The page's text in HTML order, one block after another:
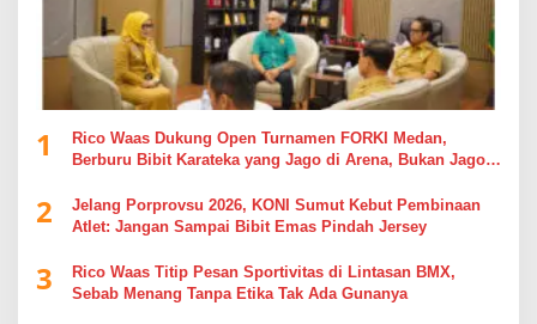
1
Rico Waas Dukung Open Turnamen FORKI Medan,
Berburu Bibit Karateka yang Jago di Arena, Bukan Jago
2
Jelang Porprovsu 2026, KONI Sumut Kebut Pembinaan
Atlet: Jangan Sampai Bibit Emas Pindah Jersey
3
Rico Waas Titip Pesan Sportivitas di Lintasan BMX,
Sebab Menang Tanpa Etika Tak Ada Gunanya